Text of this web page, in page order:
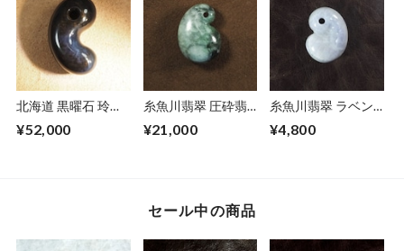
北海道 黒曜石 玲瓏
玉 38.8g Japanese
¥52,000
糸魚川翡翠 圧砕翡
Itoigawa green
¥21,000
糸魚川翡翠 ラベン
15.2g Itoigawa
¥4,800
セール中の商品